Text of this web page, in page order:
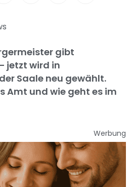
gibt
jetzt wird in
Saale neu gewählt.
Amt und wie geht es im
Werbung